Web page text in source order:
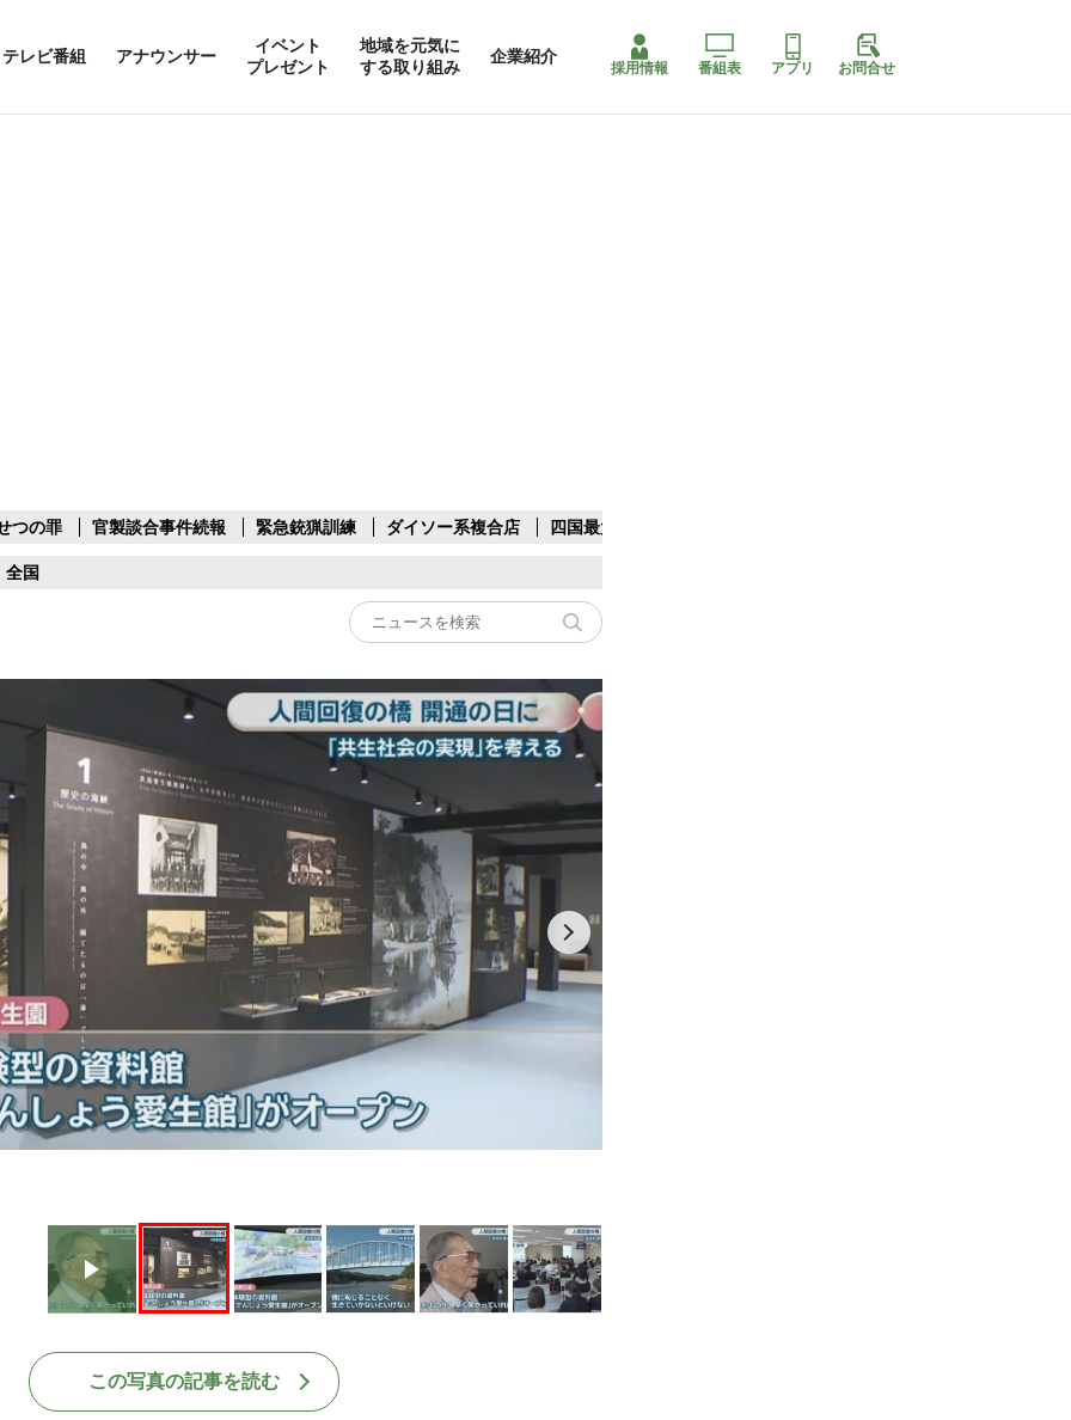
テレビ番組 アナウンサー
イベント
プレゼント
地域を元気に
する取り組み
企業紹介
採用情報 番組表 アプリ お問合せ
つの罪 官製談合事件続報 緊急銃猟訓練 ダイソー系複合店 四国最大スリコ
全国
Play
この写真の記事を読む